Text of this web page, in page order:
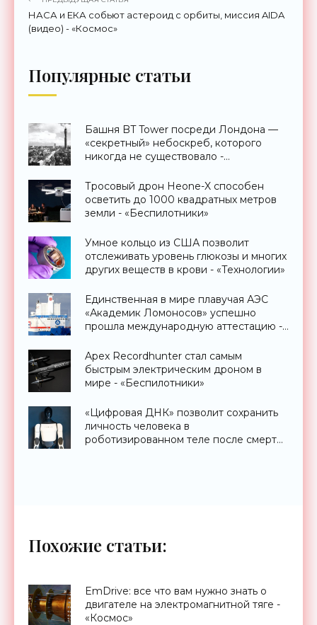
НАСА и ЕКА собьют астероид с орбиты, миссия AIDA
(видео) - «Космос»
Популярные статьи
Башня BT Tower посреди Лондона —
«секретный» небоскреб, которого
никогда не существовало -
Тросовый дрон Heone-X способен
осветить до 1000 квадратных метров
земли - «Беспилотники»
Умное кольцо из США позволит
отслеживать уровень глюкозы и многих
других веществ в крови - «Технологии»
Единственная в мире плавучая АЭС
«Академик Ломоносов» успешно
прошла международную аттестацию -
Apex Recordhunter стал самым
быстрым электрическим дроном в
мире - «Беспилотники»
«Цифровая ДНК» позволит сохранить
личность человека в
роботизированном теле после смерти
Похожие статьи:
EmDrive: все что вам нужно знать о
двигателе на электромагнитной тяге -
«Космос»